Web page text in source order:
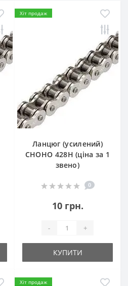
Хіт продаж
Ланцюг (усилений)
СHOHO 428H (ціна за 1
звено)
0
10 грн.
- +
КУПИТИ
Хіт продаж